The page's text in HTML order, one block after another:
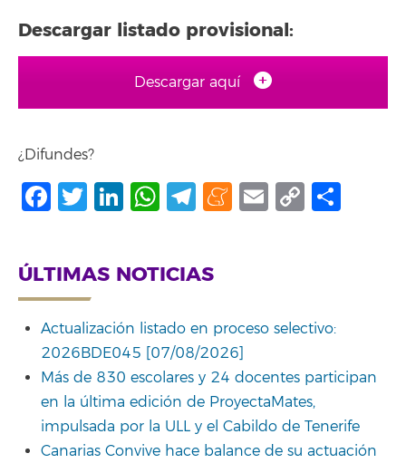
Descargar listado provisional:
Descargar aquí
¿Difundes?
Facebook
Twitter
LinkedIn
WhatsApp
Telegram
Meneame
Email
Copy
ÚLTIMAS NOTICIAS
Actualización listado en proceso selectivo:
2026BDE045 [07/08/2026]
Más de 830 escolares y 24 docentes participan
en la última edición de ProyectaMates,
impulsada por la ULL y el Cabildo de Tenerife
Canarias Convive hace balance de su actuación